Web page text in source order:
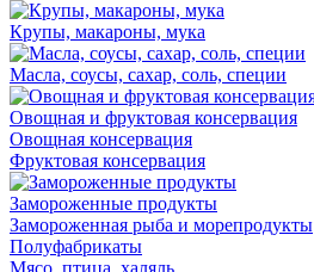
Крупы, макароны, мука
Масла, соусы, сахар, соль, специи
Овощная и фруктовая консервация
Овощная консервация
Фруктовая консервация
Замороженные продукты
Замороженная рыба и морепродукты
Полуфабрикаты
Мясо, птица, халяль